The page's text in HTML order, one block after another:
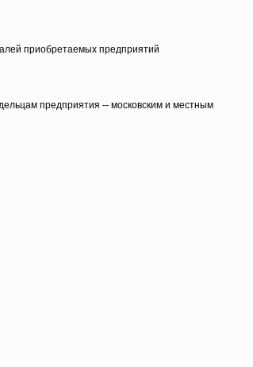
приобретаемых предприятий
предприятия -- московским и местным